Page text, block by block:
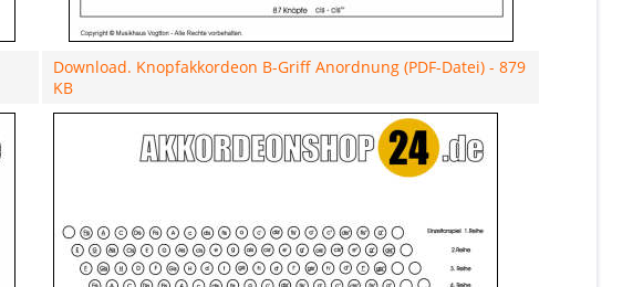
Download. Knopfakkordeon B-Griff Anordnung (PDF-Datei) - 879
KB